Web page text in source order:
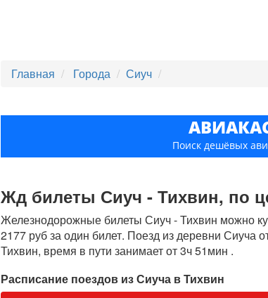
Главная Города Сиуч
Поиск дешёвых
Жд билеты Сиуч - Тихвин, по
Железнодорожные билеты Сиуч - Тихвин можно
2177 руб за один билет. Поезд из деревни Сиуча
Тихвин, время в пути занимает от 3ч 51мин .
Расписание поездов из Сиуча в Тихвин